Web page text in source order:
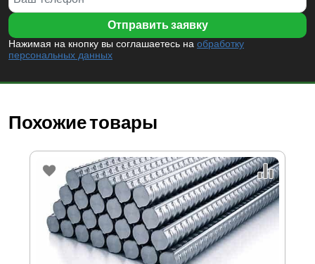
Нажимая на кнопку вы соглашаетесь на обработку
персональных данных
Похожие товары